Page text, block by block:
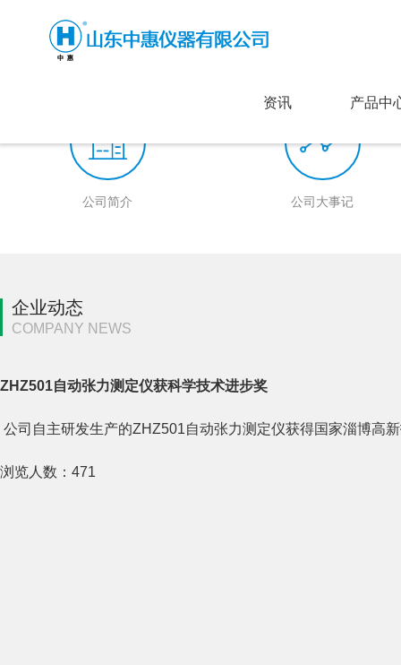
资讯 产品中
公司简介 公司大事记
企业动态
COMPANY NEWS
ZHZ501自动张力测定仪获科学技术进步奖
公司自主研发生产的ZHZ501自动张力测定仪获得国家淄博高
浏览人数： 471